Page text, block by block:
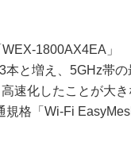
1800AX4EA」
本と増え、5GHz帯の
速化したことが大き
格「Wi-Fi